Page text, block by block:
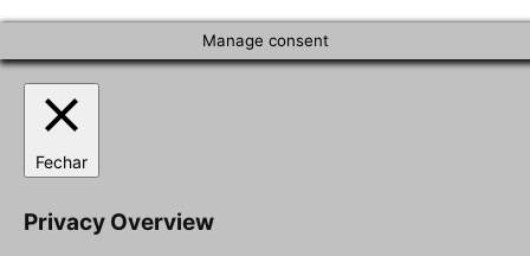
Manage consent
Fechar
Privacy Overview